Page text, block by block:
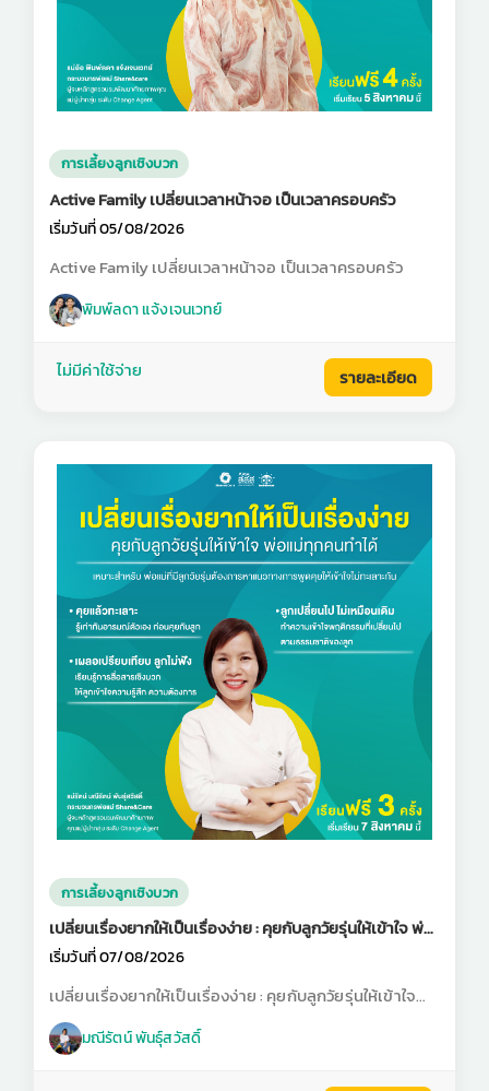
การเลี้ยงลูกเชิงบวก
Active Family เปลี่ยนเวลาหน้าจอ เป็นเวลาครอบครัว
เริ่มวันที่ 05/08/2026
Active Family เปลี่ยนเวลาหน้าจอ เป็นเวลาครอบครัว
พิมพ์ลดา แจ้งเจนเวทย์
ไม่มีค่าใช้จ่าย รายละเอียด
การเลี้ยงลูกเชิงบวก
เปลี่ยนเรื่องยากให้เป็นเรื่องง่าย : คุยกับลูกวัยรุ่นให้เข้าใจ พ่อ
แม่ทุกคนทำได้
เริ่มวันที่ 07/08/2026
เปลี่ยนเรื่องยากให้เป็นเรื่องง่าย : คุยกับลูกวัยรุ่นให้เข้าใจ
พ่อแม่ทุกคนทำได้
มณีรัตน์ พันธุ์สวัสดิ์